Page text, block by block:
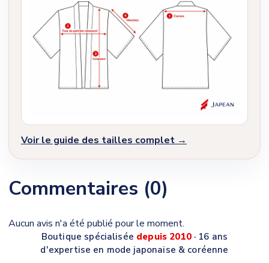
Voir le guide des tailles complet →
Commentaires (0)
Aucun avis n'a été publié pour le moment.
Boutique spécialisée depuis 2010· 16 ans
d'expertise en mode japonaise & coréenne